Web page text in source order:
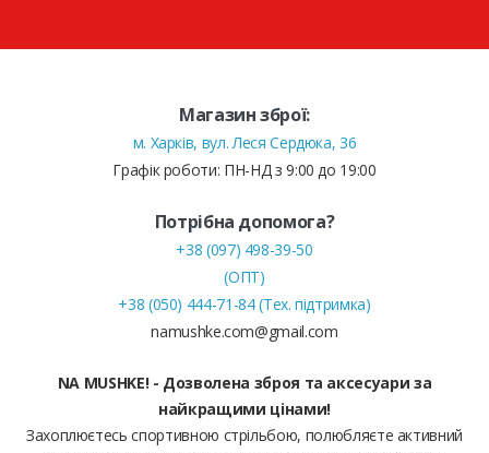
Магазин зброї:
м. Харків, вул. Леся Сердюка, 36
Графік роботи: ПН-НД з 9:00 до 19:00
Потрібна допомога?
+38 (097) 498-39-50
(ОПТ)
+38 (050) 444-71-84 (Тех. підтримка)
namushke.com@gmail.com
NA MUSHKE! - Дозволена зброя та аксесуари за
найкращими цінами!
Захоплюєтесь спортивною стрільбою, полюбляєте активний